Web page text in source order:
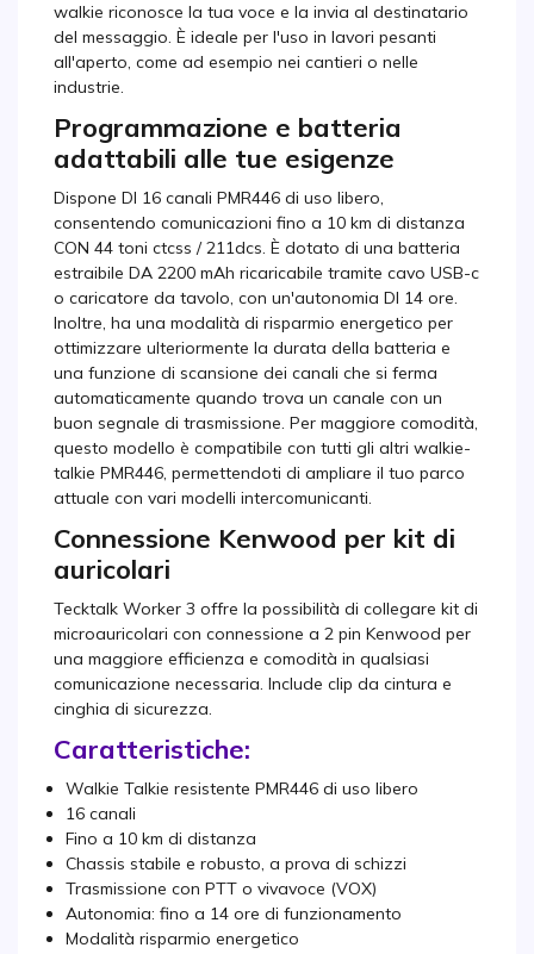
walkie riconosce la tua voce e la invia al destinatario
del messaggio. È ideale per l'uso in lavori pesanti
all'aperto, come ad esempio nei cantieri o nelle
industrie.
Programmazione e batteria
adattabili alle tue esigenze
Dispone DI 16 canali PMR446 di uso libero,
consentendo comunicazioni fino a 10 km di distanza
CON 44 toni ctcss / 211dcs. È dotato di una batteria
estraibile DA 2200 mAh ricaricabile tramite cavo USB-c
o caricatore da tavolo, con un'autonomia DI 14 ore.
Inoltre, ha una modalità di risparmio energetico per
ottimizzare ulteriormente la durata della batteria e
una funzione di scansione dei canali che si ferma
automaticamente quando trova un canale con un
buon segnale di trasmissione. Per maggiore comodità,
questo modello è compatibile con tutti gli altri walkie-
talkie PMR446, permettendoti di ampliare il tuo parco
attuale con vari modelli intercomunicanti.
Connessione Kenwood per kit di
auricolari
Tecktalk Worker 3 offre la possibilità di collegare kit di
microauricolari con connessione a 2 pin Kenwood per
una maggiore efficienza e comodità in qualsiasi
comunicazione necessaria. Include clip da cintura e
cinghia di sicurezza.
Caratteristiche:
Walkie Talkie resistente PMR446 di uso libero
16 canali
Fino a 10 km di distanza
Chassis stabile e robusto, a prova di schizzi
Trasmissione con PTT o vivavoce (VOX)
Autonomia: fino a 14 ore di funzionamento
Modalità risparmio energetico